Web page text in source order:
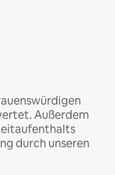
Außerdem
durch unseren